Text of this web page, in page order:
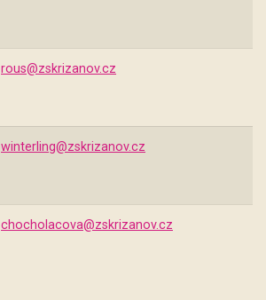
rous@zskrizanov.cz
winterling@zskrizanov.cz
chocholacova@zskrizanov.cz